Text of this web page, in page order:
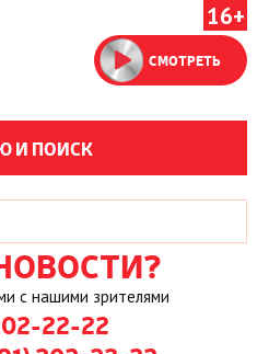
16+
СМОТРЕТЬ
И ПОИСК
с нашими зрителями
22-22